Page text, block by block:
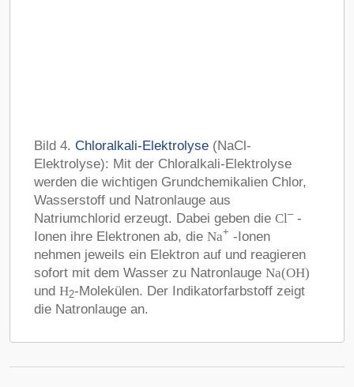
Bild 4. Chloralkali-Elektrolyse (NaCl-
Elektrolyse): Mit der Chloralkali-Elektrolyse
werden die wichtigen Grundchemikalien Chlor,
Wasserstoff und Natronlauge aus
Natriumchlorid erzeugt. Dabei geben die Cl–-
Ionen ihre Elektronen ab, die Na+ -Ionen
nehmen jeweils ein Elektron auf und reagieren
sofort mit dem Wasser zu Natronlauge Na(OH)
und H2-Molekülen. Der Indikatorfarbstoff zeigt
die Natronlauge an.